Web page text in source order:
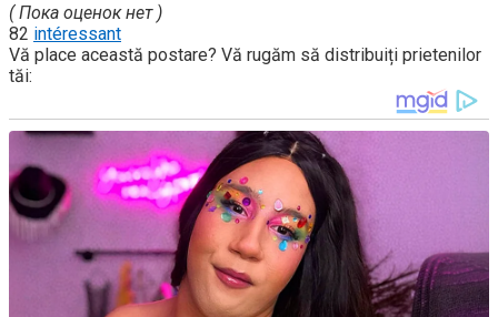
( Пока оценок нет )
82 intéressant
Vă place această postare? Vă rugăm să distribuiți prietenilor
tăi: